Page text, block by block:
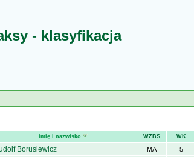
- klasyfikacja
imię i nazwisko WZBS WK
Borusiewicz MA 5